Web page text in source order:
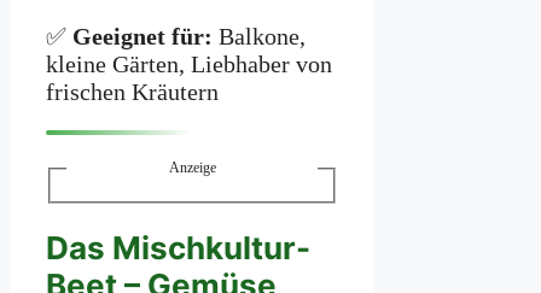
✅ Geeignet für: Balkone,
kleine Gärten, Liebhaber von
frischen Kräutern
Anzeige
Das Mischkultur-
Beet – Gemüse,